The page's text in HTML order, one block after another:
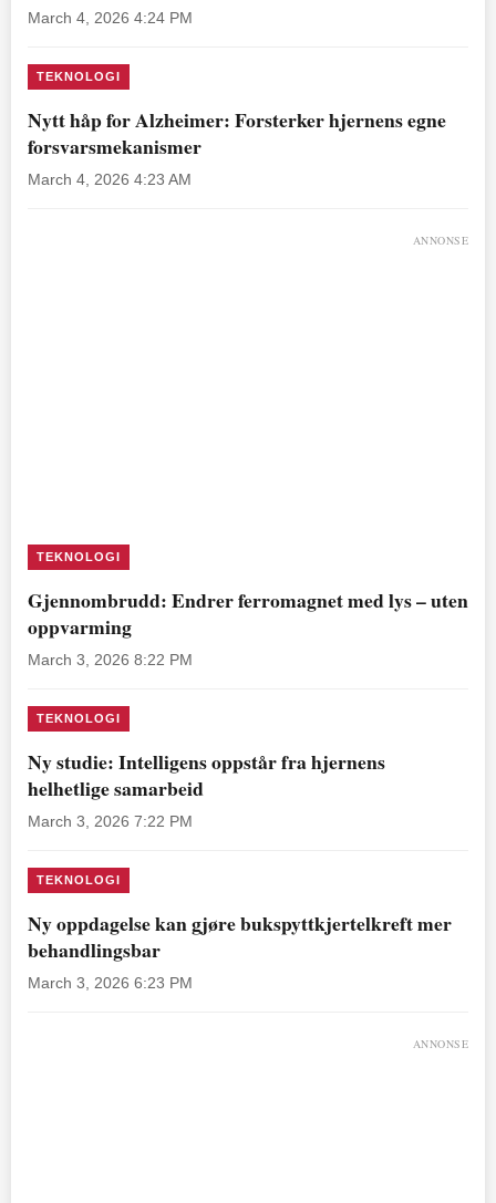
March 4, 2026 4:24 PM
TEKNOLOGI
Nytt håp for Alzheimer: Forsterker hjernens egne
forsvarsmekanismer
March 4, 2026 4:23 AM
ANNONSE
TEKNOLOGI
Gjennombrudd: Endrer ferromagnet med lys – uten
oppvarming
March 3, 2026 8:22 PM
TEKNOLOGI
Ny studie: Intelligens oppstår fra hjernens
helhetlige samarbeid
March 3, 2026 7:22 PM
TEKNOLOGI
Ny oppdagelse kan gjøre bukspyttkjertelkreft mer
behandlingsbar
March 3, 2026 6:23 PM
ANNONSE